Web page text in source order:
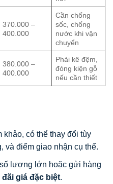
370.000 –
400.000
Cần chống
sốc, chống
nước khi vận
chuyển
380.000 –
400.000
Phải kê đệm,
đóng kiện gỗ
nếu cần thiết
khảo, có thể thay đổi tùy
và điểm giao nhận cụ thể.
lượng lớn hoặc gửi hàng
giá đặc biệt.